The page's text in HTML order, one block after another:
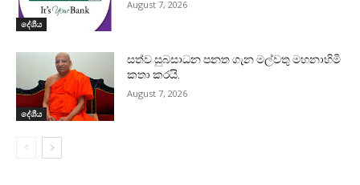
දේශීය
August 7, 2026
දේශීය
සත්ව සුබසාධන පනත ගැන මල්වතු මහනාහිමි
කතා කරයි.
August 7, 2026